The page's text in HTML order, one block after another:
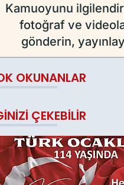
Kamuoyunu
fotoğraf ve
gönderin,
OKUNANLAR
ÇEKEBILIR